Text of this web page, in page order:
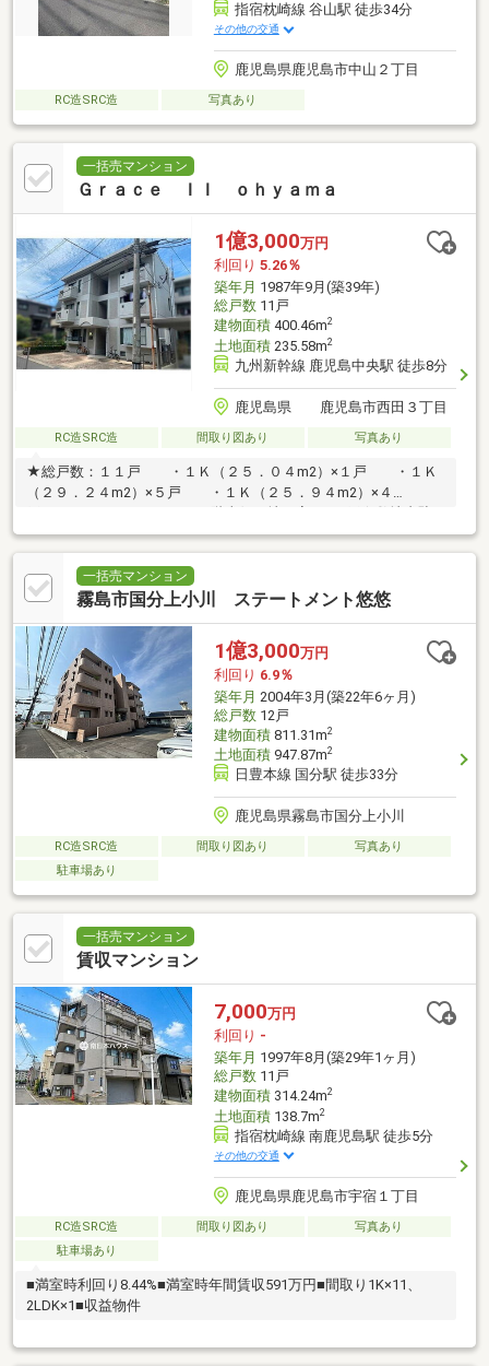
指宿枕崎線 谷山駅 徒歩34分
その他の交通
鹿児島県鹿児島市中山２丁目
RC造SRC造 写真あり
一括売マンション
Ｇｒａｃｅ ＩＩ ｏｈｙａｍａ
1億3,000万円
利回り 5.26％
築年月 1987年9月(築39年)
総戸数11戸
建物面積400.46m2
土地面積235.58m2
九州新幹線 鹿児島中央駅 徒歩8分
鹿児島県 鹿児島市西田３丁目
RC造SRC造 間取り図あり 写真あり
★総戸数：１１戸 ・１Ｋ（２５．０４m2）×１戸 ・１Ｋ
（２９．２４m2）×５戸 ・１Ｋ（２５．９４m2）×４
車場５台★オーナールーム退去渡し 月額１０万円で想定（現
在未募集）
一括売マンション
霧島市国分上小川 ステートメント悠悠
1億3,000万円
利回り 6.9％
築年月 2004年3月(築22年6ヶ月)
総戸数12戸
建物面積811.31m2
土地面積947.87m2
日豊本線 国分駅 徒歩33分
鹿児島県霧島市国分上小川
RC造SRC造 間取り図あり
写真あり
駐車場あり
一括売マンション
賃収マンション
7,000万円
利回り -
築年月 1997年8月(築29年1ヶ月)
総戸数11戸
建物面積314.24m2
土地面積138.7m2
指宿枕崎線 南鹿児島駅 徒歩5分
その他の交通
鹿児島県鹿児島市宇宿１丁目
RC造SRC造 間取り図あり
写真あり
駐車場あり
■満室時利回り8.44%■満室時年間賃収591万円■間取り1K×11、
2LDK×1■収益物件